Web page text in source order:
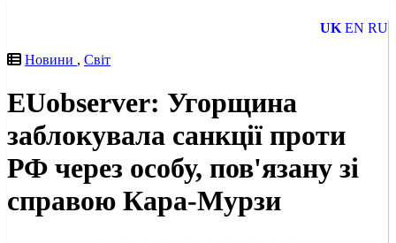
UK EN RU
Новини , Світ
EUobserver: Угорщина
заблокувала санкції проти
РФ через особу, пов'язану зі
справою Кара-Мурзи